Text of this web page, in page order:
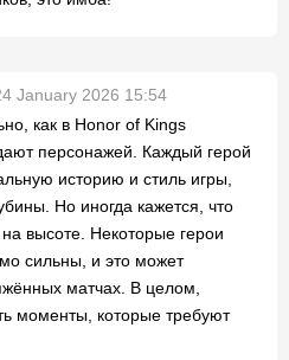
January 2026 15:54
как в Honor of Kings
персонажей. Каждый герой
историю и стиль игры,
Но иногда кажется, что
высоте. Некоторые герои
сильны, и это может
матчах. В целом,
моменты, которые требуют